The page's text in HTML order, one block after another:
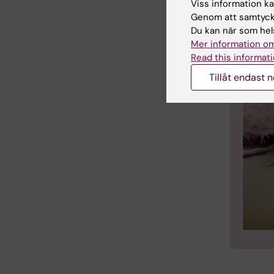
Viss information
Genom att
Du kan när som
Mer information
Read this
Tillåt endast